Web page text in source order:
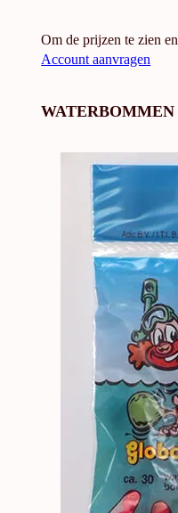
Om de prijzen te zien
Account aanvragen
WATERBOMMEN